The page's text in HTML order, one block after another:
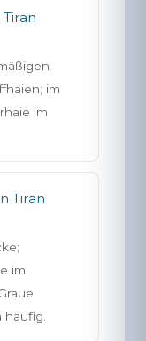
im
im
Tiran
im